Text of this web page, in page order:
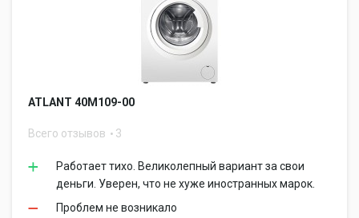
ATLANT 40М109-00
Всего отзывов 3
Работает тихо. Великолепный вариант за свои
деньги. Уверен, что не хуже иностранных марок.
Проблем не возникало